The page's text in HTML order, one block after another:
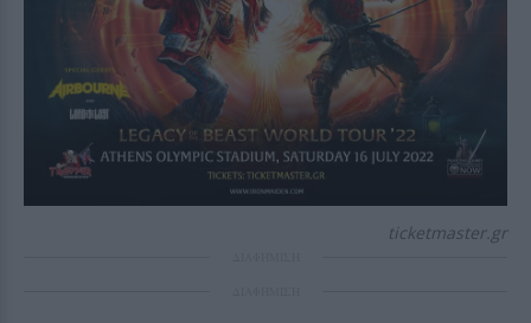
ticketmaster.gr